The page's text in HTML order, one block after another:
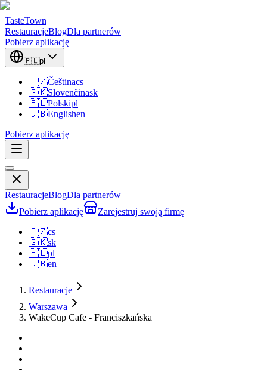
TasteTown
RestauracjeBlogDla partnerów
Pobierz aplikację
🇵🇱pl
🇨🇿Češtinacs
🇸🇰Slovenčinask
🇵🇱Polskipl
🇬🇧Englishen
Pobierz aplikację
RestauracjeBlogDla partnerów
Pobierz aplikację
Zarejestruj swoją firmę
🇨🇿cs
🇸🇰sk
🇵🇱pl
🇬🇧en
Restauracje
Warszawa
WakeCup Cafe - Franciszkańska